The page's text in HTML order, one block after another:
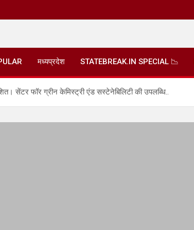
मध्यप्रदेश STATEBREAK.IN SPECIAL 📉
सेंटर फॉर ग्रीन केमिस्ट्री एंड सस्टेनेबिलिटी की उपलब्धि..